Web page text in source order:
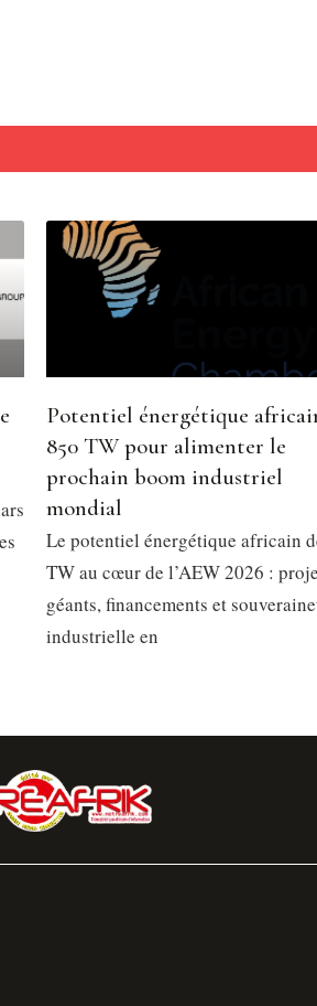
Potentiel énergétique
850 TW pour alimenter le
prochain boom industriel
mondial
Le potentiel énergétique africain
TW au cœur de l’AEW 2026 :
géants, financements et
industrielle en